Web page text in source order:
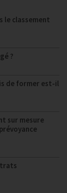
le classement
?
de former est-il
sur mesure